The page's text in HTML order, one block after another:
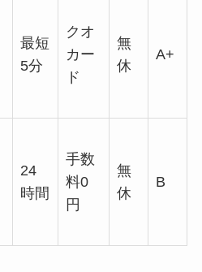
最短
5分
クオ
カー
ド
無
休
A+
24
時間
手数
料0
円
無
休
B